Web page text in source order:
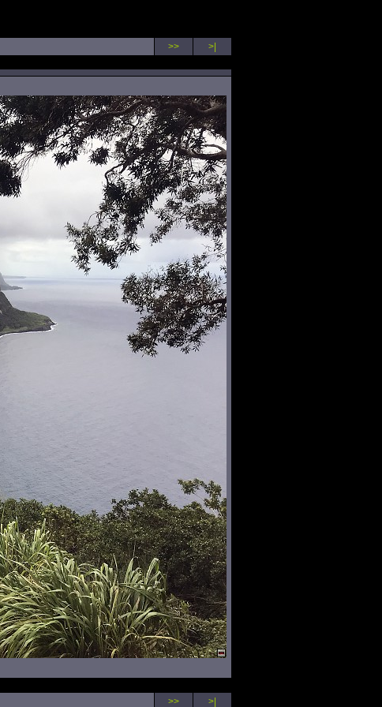
>> >|
>> >|